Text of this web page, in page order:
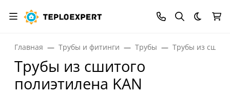
Темная
Главная Трубы и фитинги Трубы Трубы из
Трубы из сшитого
полиэтилена KAN